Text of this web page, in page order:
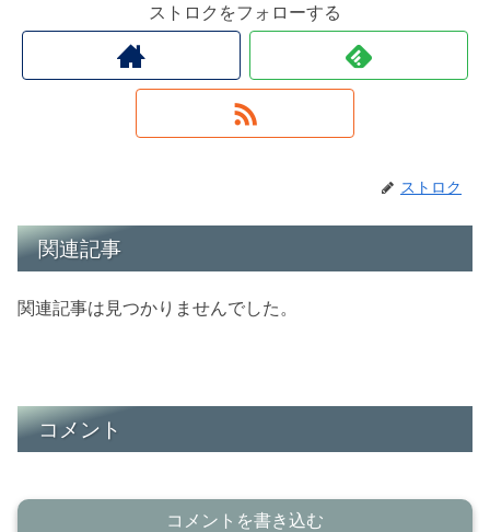
ストロクをフォローする
ストロク
関連記事
関連記事は見つかりませんでした。
コメント
コメントを書き込む